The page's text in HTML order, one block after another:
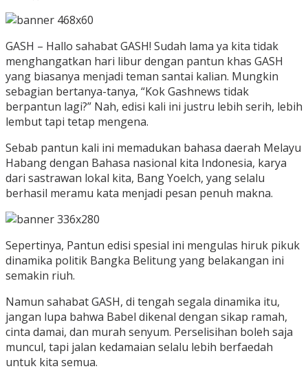
GASH – Hallo sahabat GASH! Sudah lama ya kita tidak
menghangatkan hari libur dengan pantun khas GASH
yang biasanya menjadi teman santai kalian. Mungkin
sebagian bertanya-tanya, “Kok Gashnews tidak
berpantun lagi?” Nah, edisi kali ini justru lebih serih, lebih
lembut tapi tetap mengena.
Sebab pantun kali ini memadukan bahasa daerah Melayu
Habang dengan Bahasa nasional kita Indonesia, karya
dari sastrawan lokal kita, Bang Yoelch, yang selalu
berhasil meramu kata menjadi pesan penuh makna.
Sepertinya, Pantun edisi spesial ini mengulas hiruk pikuk
dinamika politik Bangka Belitung yang belakangan ini
semakin riuh.
Namun sahabat GASH, di tengah segala dinamika itu,
jangan lupa bahwa Babel dikenal dengan sikap ramah,
cinta damai, dan murah senyum. Perselisihan boleh saja
muncul, tapi jalan kedamaian selalu lebih berfaedah
untuk kita semua.